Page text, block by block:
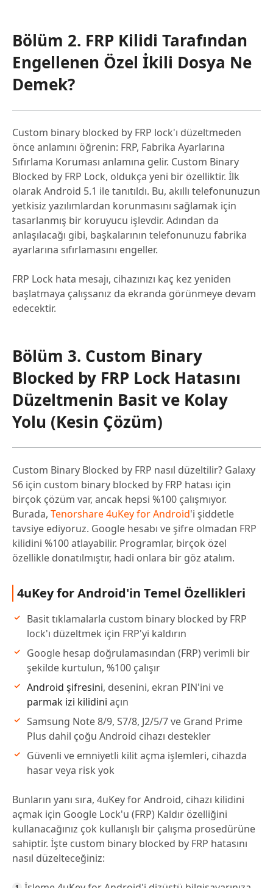
Bölüm 2. FRP Kilidi Tarafından
Engellenen Özel İkili Dosya Ne
Demek?
Custom binary blocked by FRP lock'ı düzeltmeden
önce anlamını öğrenin: FRP, Fabrika Ayarlarına
Sıfırlama Koruması anlamına gelir. Custom Binary
Blocked by FRP Lock, oldukça yeni bir özelliktir. İlk
olarak Android 5.1 ile tanıtıldı. Bu, akıllı telefonunuzun
yetkisiz yazılımlardan korunmasını sağlamak için
tasarlanmış bir koruyucu işlevdir. Adından da
anlaşılacağı gibi, başkalarının telefonunuzu fabrika
ayarlarına sıfırlamasını engeller.
FRP Lock hata mesajı, cihazınızı kaç kez yeniden
başlatmaya çalışsanız da ekranda görünmeye devam
edecektir.
Bölüm 3. Custom Binary
Blocked by FRP Lock Hatasını
Düzeltmenin Basit ve Kolay
Yolu (Kesin Çözüm)
Custom Binary Blocked by FRP nasıl düzeltilir? Galaxy
S6 için custom binary blocked by FRP hatası için
birçok çözüm var, ancak hepsi %100 çalışmıyor.
Burada, Tenorshare 4uKey for Android'i şiddetle
tavsiye ediyoruz. Google hesabı ve şifre olmadan FRP
kilidini %100 atlayabilir. Programlar, birçok özel
özellikle donatılmıştır, hadi onlara bir göz atalım.
4uKey for Android'in Temel Özellikleri
Basit tıklamalarla custom binary blocked by FRP
lock'ı düzeltmek için FRP'yi kaldırın
Google hesap doğrulamasından (FRP) verimli bir
şekilde kurtulun, %100 çalışır
Android şifresini, desenini, ekran PIN'ini ve
parmak izi kilidini açın
Samsung Note 8/9, S7/8, J2/5/7 ve Grand Prime
Plus dahil çoğu Android cihazı destekler
Güvenli ve emniyetli kilit açma işlemleri, cihazda
hasar veya risk yok
Bunların yanı sıra, 4uKey for Android, cihazı kilidini
açmak için Google Lock'u (FRP) Kaldır özelliğini
kullanacağınız çok kullanışlı bir çalışma prosedürüne
sahiptir. İşte custom binary blocked by FRP hatasını
nasıl düzelteceğiniz: